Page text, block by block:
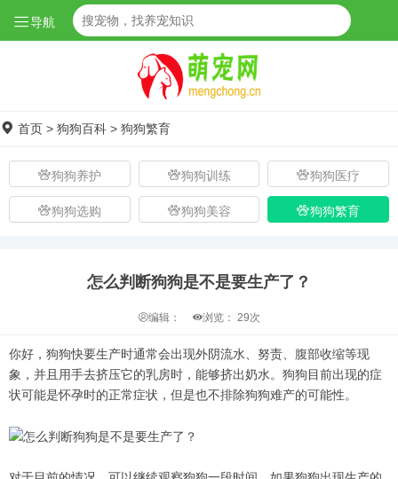
导航
首页 > 狗狗百科 > 狗狗繁育
狗狗养护 狗狗训练 狗狗医疗
狗狗选购 狗狗美容 狗狗繁育
怎么判断狗狗是不是要生产了？
编辑： 浏览： 29次
你好，狗狗快要生产时通常会出现外阴流水、努责、腹部收缩等现
象，并且用手去挤压它的乳房时，能够挤出奶水。狗狗目前出现的症
状可能是怀孕时的正常症状，但是也不排除狗狗难产的可能性。